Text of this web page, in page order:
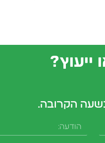
ייעוץ?
בשעה הקרובה.
הודעה